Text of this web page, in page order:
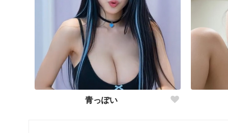
青っぽい